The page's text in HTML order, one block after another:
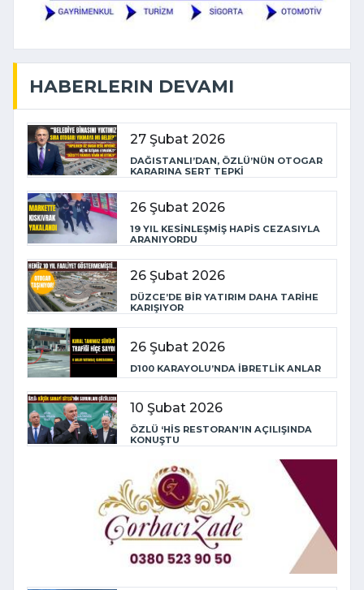
HABERLERIN DEVAMI
27 Şubat 2026
DAĞISTANLI’DAN, ÖZLÜ’NÜN OTOGAR
KARARINA SERT TEPKİ
26 Şubat 2026
19 YIL KESİNLEŞMİŞ HAPİS CEZASIYLA
ARANIYORDU
26 Şubat 2026
DÜZCE’DE BİR YATIRIM DAHA TARİHE
KARIŞIYOR
26 Şubat 2026
D100 KARAYOLU’NDA İBRETLİK ANLAR
10 Şubat 2026
ÖZLÜ ‘HİS RESTORAN’IN AÇILIŞINDA
KONUŞTU